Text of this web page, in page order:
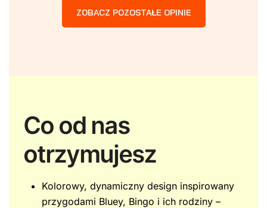
ZOBACZ POZOSTAŁE OPINIE
Co od nas
otrzymujesz
Kolorowy, dynamiczny design inspirowany
przygodami Bluey, Bingo i ich rodziny –